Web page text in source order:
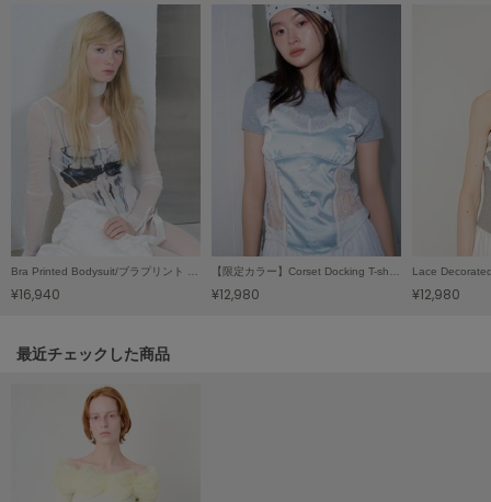
LILY BROWN
リリーブラウン
LILY BROWN Lingerie
リリーブラウンランジェリー
LITTLE UNION TOKYO
リトルユニオン トウキョウ
made of Organics
メイドオブオーガニクス
MICHU COQUETTE
ミーエスミーム
Mila Owen
Bra Printed Bodysuit/ブラプリント ボディスーツ
¥16,940
【限定カラー】Corset Docking T-shirt / コルセットドッキングＴシャツ
¥12,980 ¥12,980
関連記事
最近チェックした商品